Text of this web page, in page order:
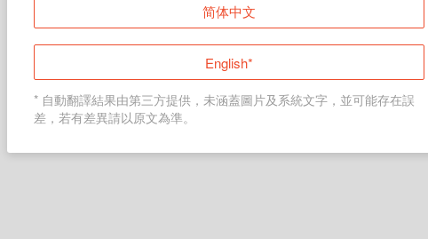
返回首頁
简体中文
English*
* 自動翻譯結果由第三方提供，未涵蓋圖片及系統文字，並可能存在誤
差，若有差異請以原文為準。